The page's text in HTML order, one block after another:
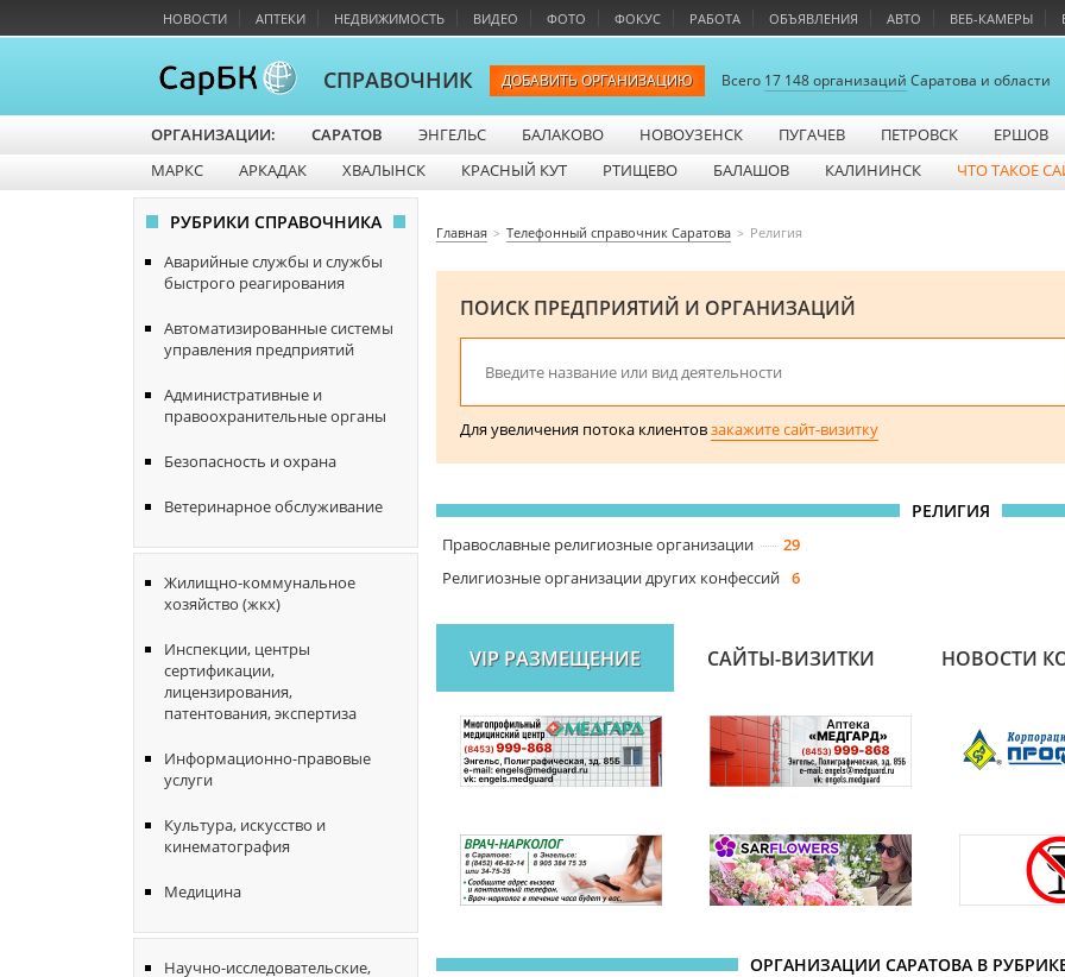
НОВОСТИ АПТЕКИ НЕДВИЖИМОСТЬ ВИДЕО ФОТО ФОКУС РАБОТА ОБЪЯВЛЕНИЯ АВТО ВЕБ-КАМЕРЫ
СПРАВОЧНИК ДОБАВИТЬ ОРГАНИЗАЦИЮ Всего 17 148 организаций Саратова и области
ОРГАНИЗАЦИИ: САРАТОВ ЭНГЕЛЬС БАЛАКОВО НОВОУЗЕНСК ПУГАЧЕВ ПЕТРОВСК ЕРШОВ
МАРКС
АРКАДАК ХВАЛЫНСК КРАСНЫЙ КУТ РТИЩЕВО БАЛАШОВ КАЛИНИНСК ЧТО ТАКОЕ
РУБРИКИ СПРАВОЧНИКА
Аварийные службы и службы
быстрого реагирования
Автоматизированные системы
управления предприятий
Административные и
правоохранительные органы
Безопасность и охрана
Ветеринарное обслуживание
Жилищно-коммунальное
хозяйство (жкх)
Инспекции, центры
сертификации,
лицензирования,
патентования, экспертиза
Информационно-правовые
услуги
Культура, искусство и
кинематография
Медицина
Научно-исследовательские,
Главная Телефонный справочник Саратова Религия
ПОИСК ПРЕДПРИЯТИЙ И ОРГАНИЗАЦИЙ
Для увеличения потока клиентовзакажите сайт-визитку
РЕЛИГИЯ
Православные религиозные организации
29
Религиозные организации других конфессий 6
VIP РАЗМЕЩЕНИЕ САЙТЫ-ВИЗИТКИ НОВОСТИ
ОРГАНИЗАЦИИ САРАТОВА В